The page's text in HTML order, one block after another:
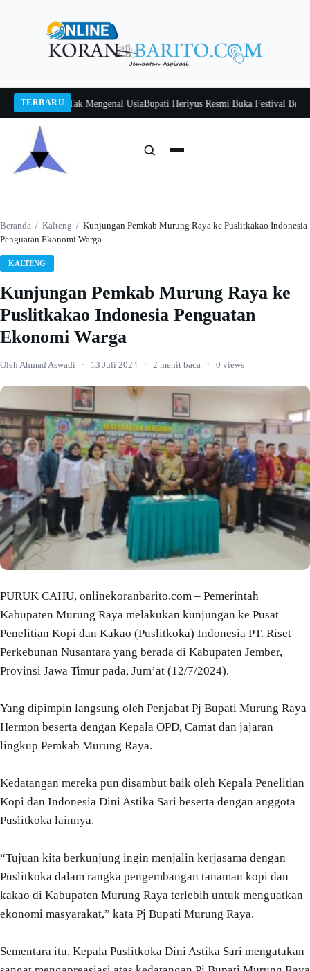
TERBARU
Belajar Tak Mengenal UsiaBupati Heriyus Resmi Buka Festival Budaya
Beranda / Kalteng / Kunjungan Pemkab Murung Raya ke Puslitkakao Indonesia
Penguatan Ekonomi Warga
KALTENG
Kunjungan Pemkab Murung Raya ke
Puslitkakao Indonesia Penguatan
Ekonomi Warga
Oleh Ahmad Aswadi · 13 Juli 2024 · 2 menit baca · 0 views
PURUK CAHU, onlinekoranbarito.com – Pemerintah
Kabupaten Murung Raya melakukan kunjungan ke Pusat
Penelitian Kopi dan Kakao (Puslitkoka) Indonesia PT. Riset
Perkebunan Nusantara yang berada di Kabupaten Jember,
Provinsi Jawa Timur pada, Jum’at (12/7/2024).
Yang dipimpin langsung oleh Penjabat Pj Bupati Murung Raya
Hermon beserta dengan Kepala OPD, Camat dan jajaran
lingkup Pemkab Murung Raya.
Kedatangan mereka pun disambut baik oleh Kepala Penelitian
Kopi dan Indonesia Dini Astika Sari beserta dengan anggota
Puslitkoka lainnya.
“Tujuan kita berkunjung ingin menjalin kerjasama dengan
Puslitkoka dalam rangka pengembangan tanaman kopi dan
kakao di Kabupaten Murung Raya terlebih untuk menguatkan
ekonomi masyarakat,” kata Pj Bupati Murung Raya.
Sementara itu, Kepala Puslitkoka Dini Astika Sari mengatakan